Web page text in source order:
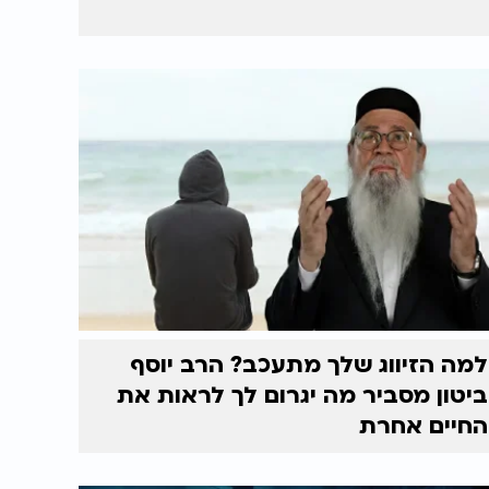
למה הזיווג שלך מתעכב? הרב יוסף
ביטון מסביר מה יגרום לך לראות את
החיים אחרת